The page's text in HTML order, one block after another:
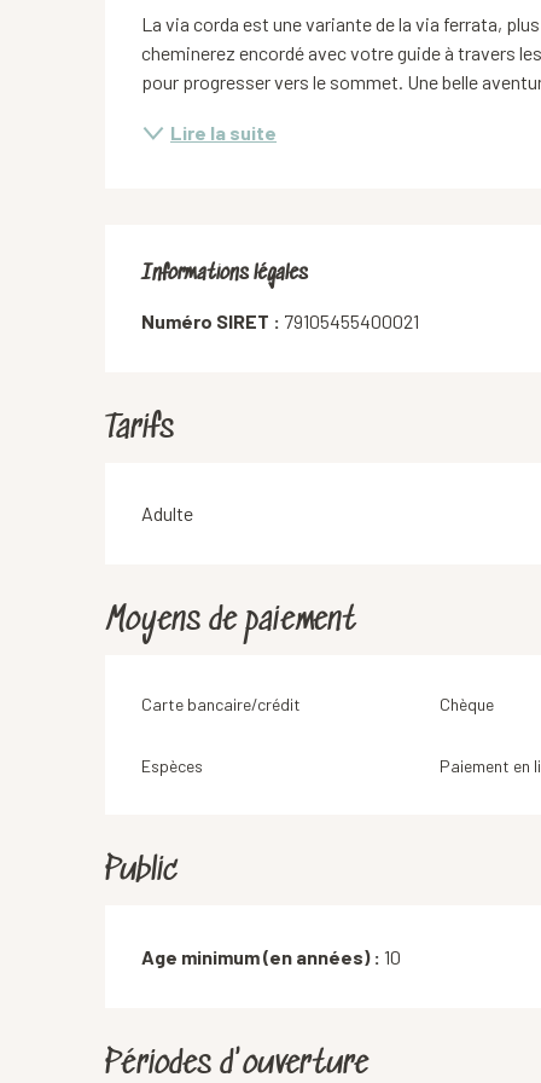
La via corda est une variante de la via ferrata,
cheminerez encordé avec votre guide à travers
pour progresser vers le sommet. Une belle
Lire la suite
Informations légales
Informations légales
Numéro SIRET : 79105455400021
Tarifs
Tarifs 2026
Adulte
Moyens de paiement
Carte bancaire/crédit Chèque
Espèces Paiement en
Public
Age minimum (en années) : 10
Périodes d'ouverture